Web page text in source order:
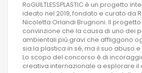
RoGUILTLESSPLASTIC è un progetto
ideato nel 2019, fondato e curato da
Nicoletta Orlandi Brugnoni. Il
convinzione che la causa di uno dei
ambientali più gravi che affliggono
sia la plastica in sé, ma il suo abuso
Lo scopo del concorso è di
creativa internazionale a esplorare il